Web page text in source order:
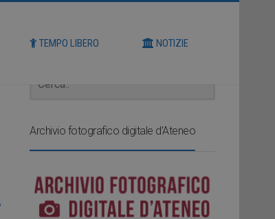
TEMPO LIBERO NOTIZIE
Archivio fotografico digitale d’Ateneo